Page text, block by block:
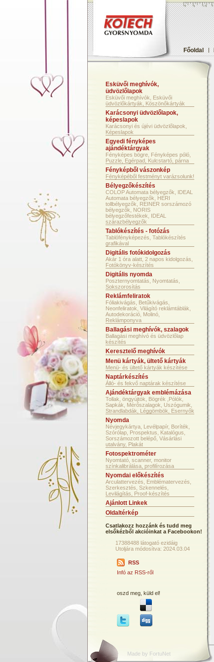
Főoldal |
Esküvői meghívók,
üdvözlőlapok
Esküvői meghívók, Esküvői
üdvözlőkártyák, Köszönőkártyák
Karácsonyi üdvözlőlapok,
képeslapok
Karácsonyi és újévi üdvözlőlapok,
Képeslapok
Egyedi fényképes
ajándéktárgyak
Fényképes bögre, Fényképes póló,
Puzzle, Egérpad, Kulcstartó, párna
Fényképből vászonkép
Fényképéből festményt varázsolunk!
Bélyegzőkészítés
COLOP Automata bélyegzők, IDEAL
Automata bélyegzők, HERI
tollbélyegzők, REINER sorszámozó
bélyegzők, NORIS
bélyegzőfestékek, IDEAL
szárazbélyegzők
Tablókészítés - fotózás
Tablófényképezés, Tablókészítés
grafikával
Digitális fotókidolgozás
Akár 1 óra alatt, 2 napos kidolgozás,
Fotókönyv-készítés
Digitális nyomda
Poszternyomtatás, Nyomtatás,
Sokszorosítás
Reklámfeliratok
Fóliakivágás, Betűkivágás,
Neonfeliratok, Világító reklámtáblák,
Autodekoráció, Molinó,
Reklámponyva
Ballagási meghívók, szalagok
Ballagási meghívó és üdvözlőlap
készítés
Keresztelő meghívók
Menü kártyák, ültető kártyák
Menü- és ültető kártyák készítése
Naptárkészítés
Álló- és fekvő naptárak készítése
Ajándéktárgyak emblémázása
Tollak, öngyújtók, Bögrék ,Pólók,
Sapkák, Mérőszalagok, Uszógumik,
Strandlabdák, Léggömbök, Esernyők
Nyomda
Névjegykártya, Levélpapír, Boríték,
Szórólap, Prospektus, Katalógus,
Sorszámozott belépő, Vásárlási
utalvány, Plakát
Fotospektrométer
Nyomtató, scanner, monitor
színkalibrálása, profilírozása
Nyomdai előkészítés
Arculattervezés, Emblématervezés,
Szerkesztés, Szkennelés,
Levilágítás, Proof-készítés
Ajánlott Linkek
Oldaltérkép
Csatlakozz hozzánk és tudd meg
elsőkézből akcióinkat a Facebookon!
17388488 látogató ezidáig
Utoljára módosítva: 2024.03.04
RSS
Infó az RSS-ről
oszd meg, küld el!
Made by FortuNet